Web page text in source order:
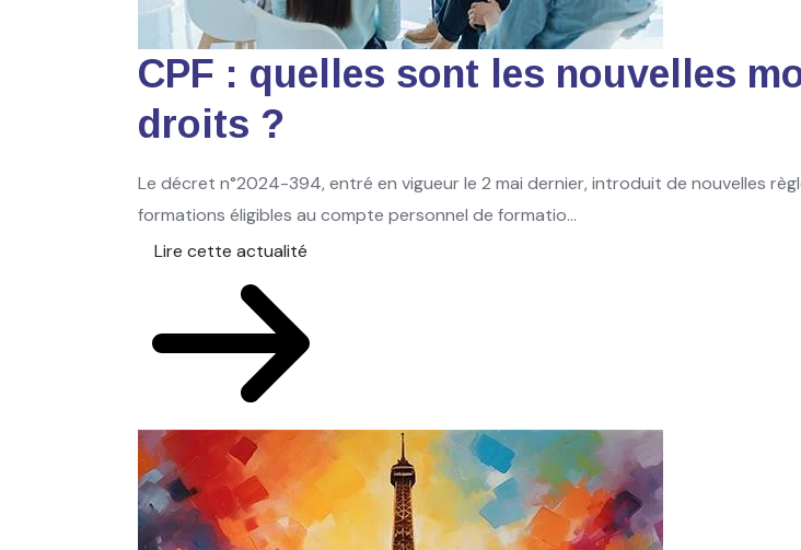
CPF : quelles sont les nouvelles
droits ?
Le décret n°2024-394, entré en vigueur le 2 mai dernier, introduit de nouvelles
formations éligibles au compte personnel de formatio...
Lire cette actualité